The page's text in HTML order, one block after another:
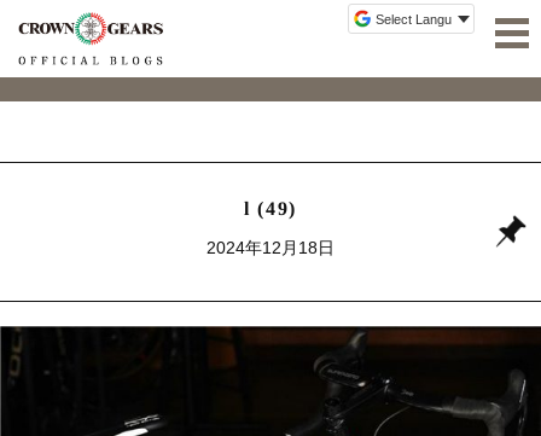
l (49)
2024年12月18日